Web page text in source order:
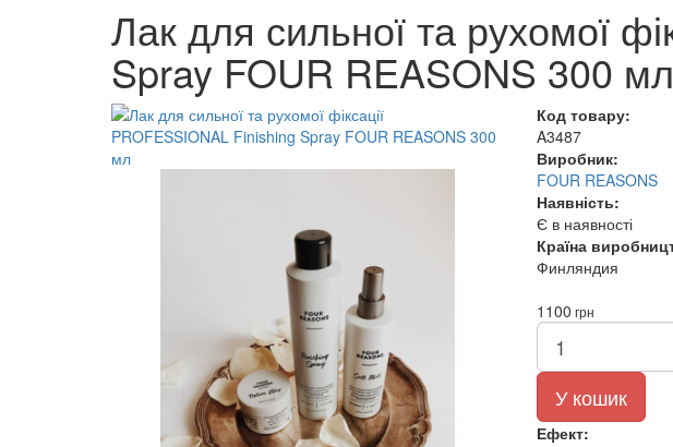
Лак для сильної та рухомої
Spray FOUR REASONS 300 мл
Код товару:
A3487
Виробник:
FOUR REASONS
Наявність:
Є в наявності
Країна
Финляндия
1100 грн
У кошик
Ефект: